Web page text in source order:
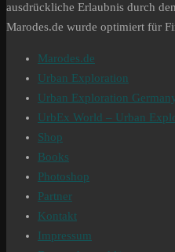
ausdrückliche Erlaubnis durch
Marodes.de wurde optimiert für
Marodes.de
Urban Exploration
Urban Exploration
UrbEx World – Urban
Shop
Books
Photoshop
Partner
Kontakt
Impressum